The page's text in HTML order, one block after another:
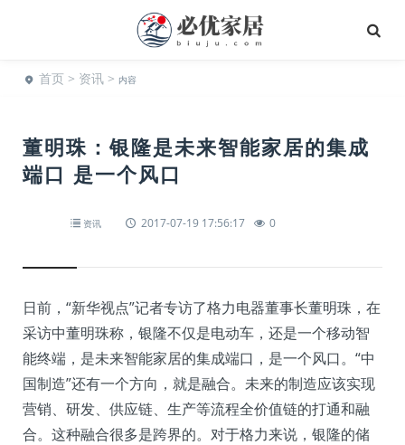
首页 > 资讯 > 内容
董明珠：银隆是未来智能家居的集成
端口 是一个风口
资讯 2017-07-19 17:56:17 0
日前，“新华视点”记者专访了格力电器董事长董明珠，在
采访中董明珠称，银隆不仅是电动车，还是一个移动智
能终端，是未来智能家居的集成端口，是一个风口。“中
国制造”还有一个方向，就是融合。未来的制造应该实现
营销、研发、供应链、生产等流程全价值链的打通和融
合。这种融合很多是跨界的。对于格力来说，银隆的储